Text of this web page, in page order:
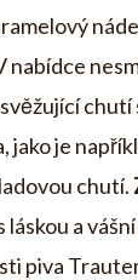
nabídce
chutí
jako je
chutí.
láskou a
piva